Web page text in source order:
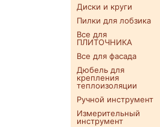
Диски и круги
Пилки для лобзика
Все для
ПЛИТОЧНИКА
Все для фасада
Дюбель для
крепления
теплоизоляции
Ручной инструмент
Измерительный
инструмент